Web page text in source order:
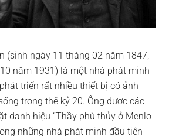
(sinh ngày 11 tháng 02 năm 1847,
năm 1931) là một nhà phát minh
triển rất nhiều thiết bị có ảnh
trong thế kỷ 20. Ông được các
danh hiệu “Thầy phù thủy ở Menlo
những nhà phát minh đầu tiên